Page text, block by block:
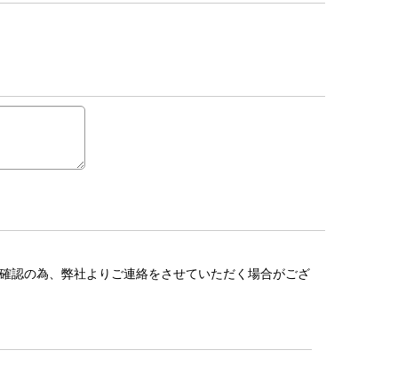
認の為、弊社よりご連絡をさせていただく場合がござ